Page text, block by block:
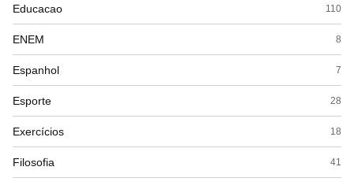
Educacao 110
ENEM 8
Espanhol 7
Esporte 28
Exercícios 18
Filosofia 41